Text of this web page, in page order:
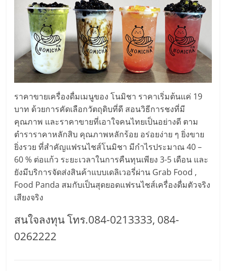
ลงทุน
น้อย
คืน
ทุน
ไว,
ที่
ปรึกษา
การ
ลงทุน
ราคาขายเครื่องดื่มเมนูของ โนมิชา ราคาเริ่มต้นแค่ 19
บาท ด้วยการคัดเลือกวัตถุดิบที่ดี สอนวิธีการชงที่มี
คุณภาพ และราคาขายที่เอาใจคนไทยเป็นอย่างดี ตาม
ตำราราคาหลักสิบ คุณภาพหลักร้อย อร่อยง่าย ๆ ยิ่งขาย
ยิ่งรวย ที่สำคัญแฟรนไชส์โนมิชา มีกำไรประมาณ 40 –
60 % ต่อแก้ว ระยะเวลาในการคืนทุนเพียง 3-5 เดือน และ
ยังมีบริการจัดส่งสินค้าแบบเดลิเวอรี่ผ่าน Grab Food ,
Food Panda สมกับเป็นสุดยอดแฟรนไชส์เครื่องดื่มตัวจริง
เสียงจริง
สนใจลงทุน โทร.084-0213333, 084-
0262222